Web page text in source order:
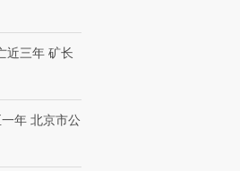
近三年 矿长
年 北京市公